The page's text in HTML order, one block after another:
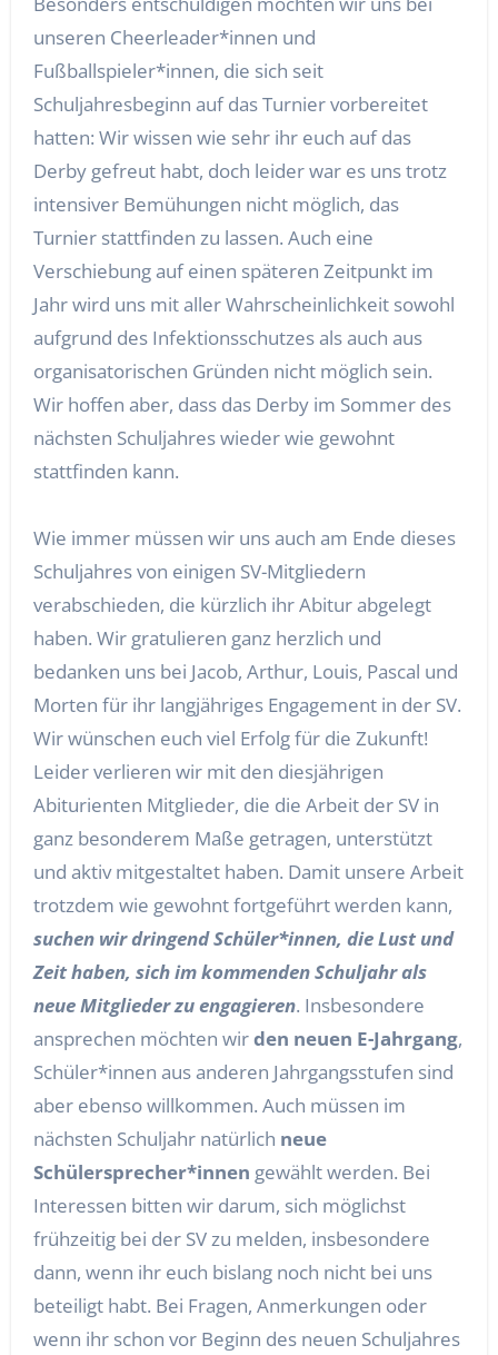
unseren Cheerleader*innen und
Fußballspieler*innen, die sich seit
Schuljahresbeginn auf das Turnier vorbereitet
hatten: Wir wissen wie sehr ihr euch auf das
Derby gefreut habt, doch leider war es uns trotz
intensiver Bemühungen nicht möglich, das
Turnier stattfinden zu lassen. Auch eine
Verschiebung auf einen späteren Zeitpunkt im
Jahr wird uns mit aller Wahrscheinlichkeit sowohl
aufgrund des Infektionsschutzes als auch aus
organisatorischen Gründen nicht möglich sein.
Wir hoffen aber, dass das Derby im Sommer des
nächsten Schuljahres wieder wie gewohnt
stattfinden kann.
Wie immer müssen wir uns auch am Ende dieses
Schuljahres von einigen SV-Mitgliedern
verabschieden, die kürzlich ihr Abitur abgelegt
haben. Wir gratulieren ganz herzlich und
bedanken uns bei Jacob, Arthur, Louis, Pascal und
Morten für ihr langjähriges Engagement in der SV.
Wir wünschen euch viel Erfolg für die Zukunft!
Leider verlieren wir mit den diesjährigen
Abiturienten Mitglieder, die die Arbeit der SV in
ganz besonderem Maße getragen, unterstützt
und aktiv mitgestaltet haben. Damit unsere Arbeit
trotzdem wie gewohnt fortgeführt werden kann,
suchen wir dringend Schüler*innen, die Lust und
Zeit haben, sich im kommenden Schuljahr als
neue Mitglieder zu engagieren. Insbesondere
ansprechen möchten wirden neuen E-Jahrgang,
Schüler*innen aus anderen Jahrgangsstufen sind
aber ebenso willkommen. Auch müssen im
nächsten Schuljahr natürlich neue
Schülersprecher*innen gewählt werden. Bei
Interessen bitten wir darum, sich möglichst
frühzeitig bei der SV zu melden, insbesondere
dann, wenn ihr euch bislang noch nicht bei uns
beteiligt habt. Bei Fragen, Anmerkungen oder
wenn ihr schon vor Beginn des neuen Schuljahres